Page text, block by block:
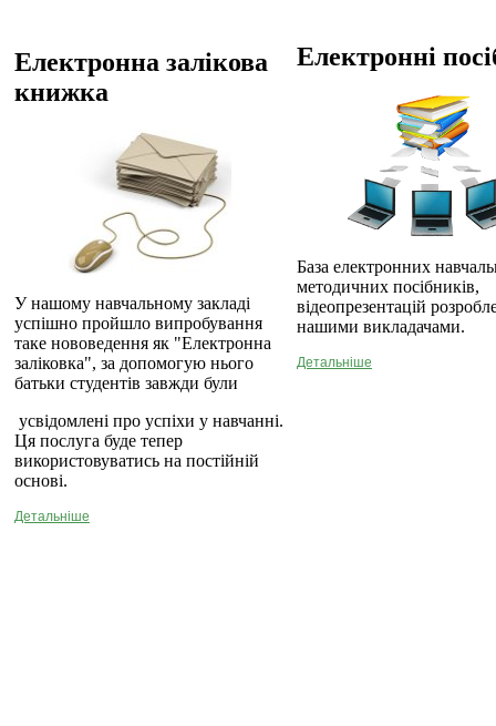
Електронна залікова
книжка
У нашому навчальному закладі
успішно пройшло випробування
таке нововедення як "Електронна
заліковка", за допомогую нього
батьки студентів завжди були
усвідомлені про успіхи у навчанні.
Ця послуга буде тепер
використовуватись на постійній
основі.
Детальніше
Електронні
База електронних
методичних посібників,
відеопрезентацій
нашими викладачами.
Детальніше